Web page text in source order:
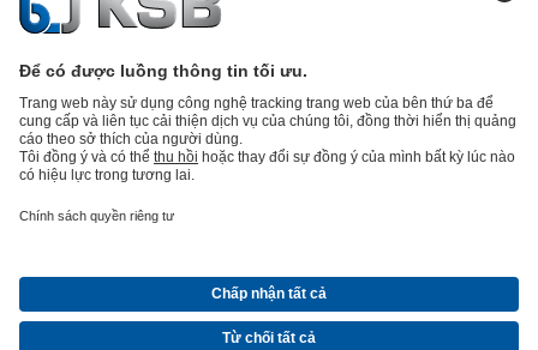
Danh mục sản phẩmPhụ tùng thay thế
Công nghệ xây dựngCông nghệ năng lượng
Công tyTin tức và sự kiệnBáo chíNghề nghiệpMạng xã hội